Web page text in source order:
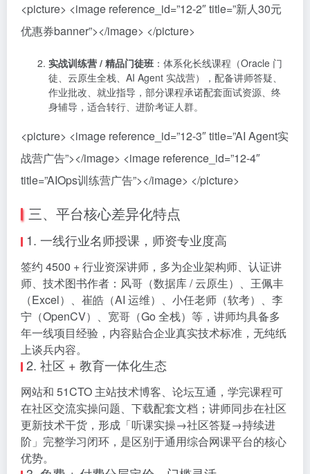
<picture> <image reference_id=”12-2″ title=”新人30元
优惠券banner”></image> </picture>
实战训练营 / 精品门徒班 ：体系化长线课程（Oracle 门
徒、云原生全栈、AI Agent 实战营），配备讲师答疑、
作业批改、就业指导，部分课程承诺配套面试资源、终
身辅导，适合转行、进阶考证人群。
<picture> <image reference_id=”12-3″ title=”AI Agent实
战营广告”></image> <image reference_id=”12-4″
title=”AIOps训练营广告”></image> </picture>
三、平台核心差异化特点
1. 一线行业名师授课，师资专业度高
签约 4500 + 行业资深讲师，多为企业架构师、认证讲
师、技术图书作者：风哥（数据库 / 云原生）、王佩丰
（Excel）、崔皓（AI 运维）、小任老师（软考）、李
宁（OpenCV）、宽哥（Go 全栈）等，讲师均具备多
年一线项目经验，内容贴合企业真实技术标准，无纯纸
上谈兵内容。
2. 社区 + 教育一体化生态
网站和 51CTO 主站技术博客、论坛互通，学完课程可
在社区交流实操问题、下载配套文档；讲师同步在社区
更新技术干货，形成「听课实操→社区答疑→持续进
阶」完整学习闭环，是区别于通用综合网课平台的核心
优势。